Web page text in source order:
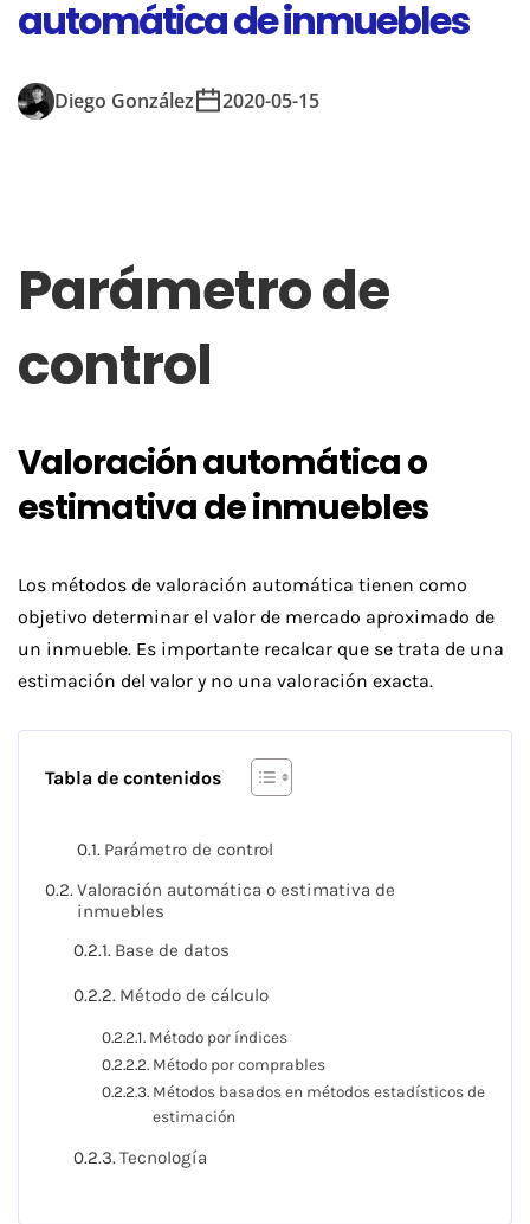
automática de inmuebles
Diego González 2020-05-15
Parámetro de
control
Valoración automática o
estimativa de inmuebles
Los métodos de valoración automática tienen como
objetivo determinar el valor de mercado aproximado de
un inmueble. Es importante recalcar que se trata de una
estimación del valor y no una valoración exacta.
Tabla de contenidos
Parámetro de control
Valoración automática o estimativa de
inmuebles
Base de datos
Método de cálculo
Método por índices
Método por comprables
Métodos basados en métodos estadísticos de
estimación
Tecnología